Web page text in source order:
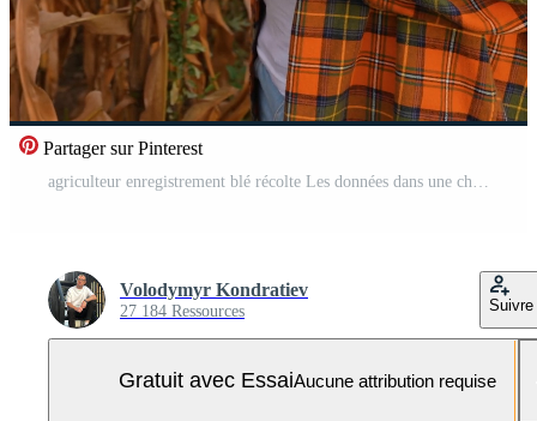
Partager sur Pinterest
Volodymyr Kondratiev
27 184 Ressources Suivre
Gratuit avec EssaiAucune attribution requise